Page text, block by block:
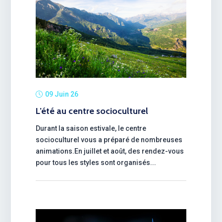
09 Juin 26
L’été au centre socioculturel
Durant la saison estivale, le centre
socioculturel vous a préparé de nombreuses
animations.En juillet et août, des rendez-vous
pour tous les styles sont organisés...